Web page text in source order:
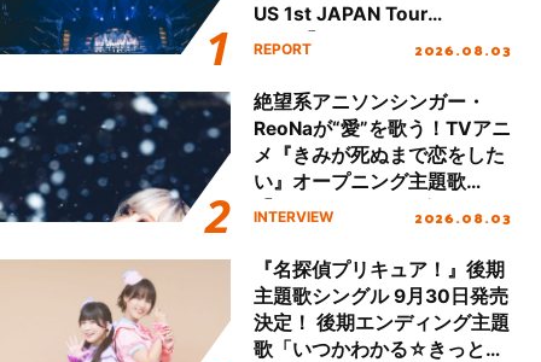
US 1st JAPAN Tour
Final「NICE to meet YOU
ート!!
REPORT 2026.08.03
絶望系アニソンシンガー・
ReoNaが“愛”を歌う！TVアニ
メ『きみが死ぬまで恋をした
い』オープニング主題歌
「Amore」インタビュー
INTERVIEW 2026.08.03
『名探偵プリキュア！』後期
主題歌シングル 9月30日発売
決定！ 後期エンディング主題
歌「いつかわかる☆きっとあ